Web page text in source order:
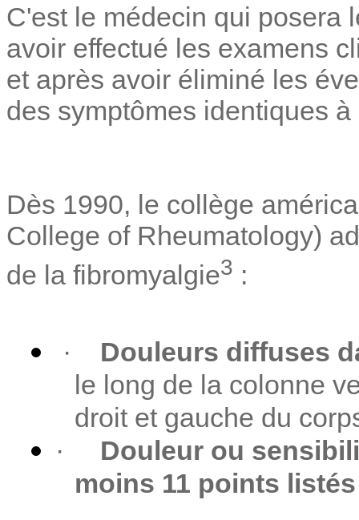
C'est le médecin qui posera
avoir effectué les examens
et après avoir éliminé les
des symptômes identiques
Dès 1990, le collège
College of Rheumatology)
de la fibromyalgie3 :
·
Douleurs diffuses
le long de la colonne
droit et gauche du
·
Douleur ou
moins 11 points